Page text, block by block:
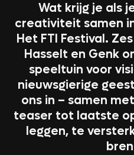
Wat krijg je als
creativiteit samen
Het FTI Festival.
Hasselt en Genk
speeltuin voor
nieuwsgierige
ons in – samen
teaser tot laatste
leggen, te